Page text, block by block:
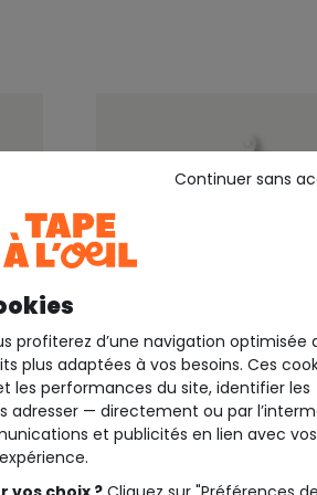
+1
Outlet -50%*
profiterez d’une navigation optimisée
plus adaptées à vos besoins. Ces
les performances du site, identifier les
adresser — directement ou par
et publicités en lien avec
Continuer sans